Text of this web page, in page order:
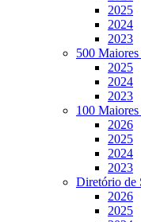
2025
2024
2023
500
2025
2024
2023
100 Maiores
2026
2025
2024
2023
Diretório de
2026
2025